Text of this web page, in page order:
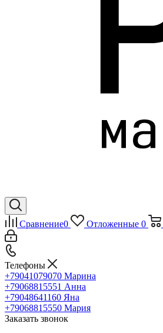
Сравнение0 Отложенные 0
Телефоны
+79041079070 Марина
+79068815551 Анна
+79048641160 Яна
+79068815550 Мария
Заказать звонок